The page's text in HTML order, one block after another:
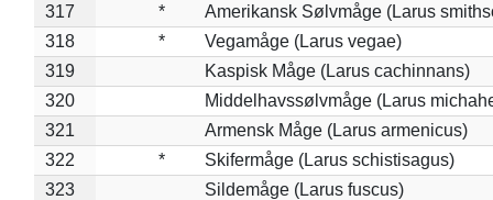
317
*
Amerikansk Sølvmåge (Larus
318
*
Vegamåge (Larus vegae)
319
Kaspisk Måge (Larus cachinnans)
320
Middelhavssølvmåge (Larus
321
Armensk Måge (Larus armenicus)
322
*
Skifermåge (Larus schistisagus)
323
Sildemåge (Larus fuscus)